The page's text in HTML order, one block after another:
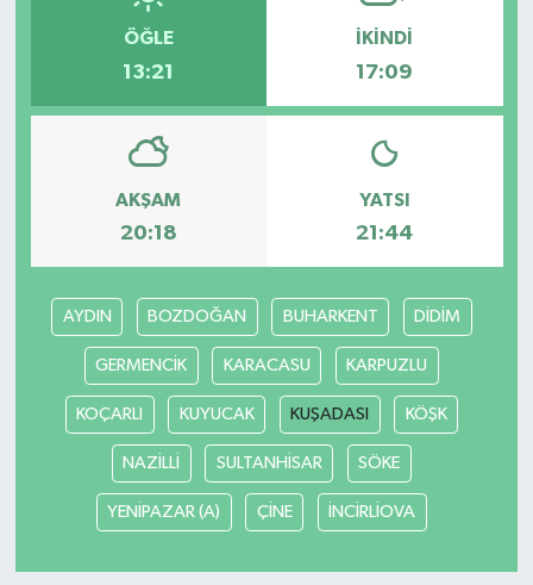
ÖĞLE
13:21
İKINDI
17:09
AKŞAM
20:18
YATSI
21:44
AYDIN BOZDOĞAN BUHARKENT DİDİM
GERMENCİK KARACASU KARPUZLU
KOÇARLI KUYUCAK KUŞADASI KÖŞK
NAZİLLİ SULTANHİSAR SÖKE
YENİPAZAR (A) ÇİNE İNCİRLİOVA